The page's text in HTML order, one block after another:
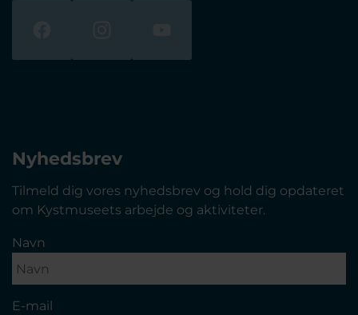
Nyhedsbrev
Tilmeld dig vores nyhedsbrev og hold dig opdateret
om Kystmuseets arbejde og aktiviteter.
Navn
E-mail